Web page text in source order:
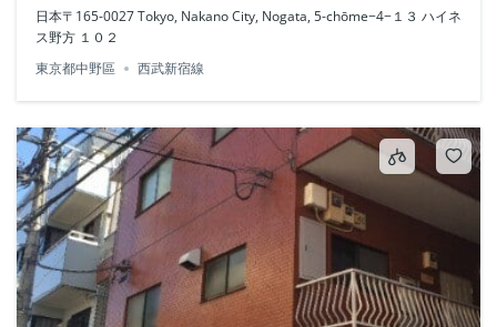
日本〒165-0027 Tokyo, Nakano City, Nogata, 5-chōme−4−１３ ハイネ
ス野方 １０２
東京都中野區
西武新宿線